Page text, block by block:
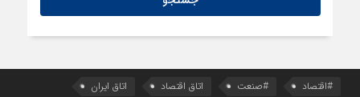
#اقتصاد #صنعت اتاق اقتصاد
اتاق ایران